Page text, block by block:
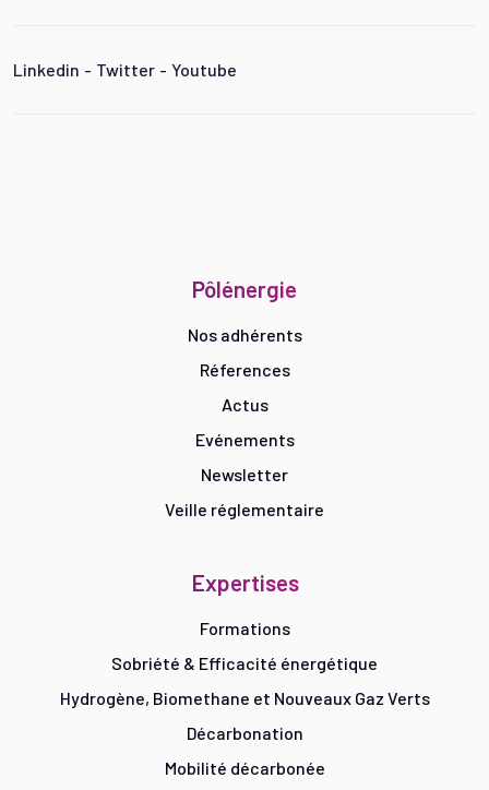
Linkedin - Twitter - Youtube
Pôlénergie
Nos adhérents
Réferences
Actus
Evénements
Newsletter
Veille réglementaire
Expertises
Formations
Sobriété & Efficacité énergétique
Hydrogène, Biomethane et Nouveaux Gaz Verts
Décarbonation
Mobilité décarbonée